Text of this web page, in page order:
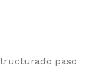
paso